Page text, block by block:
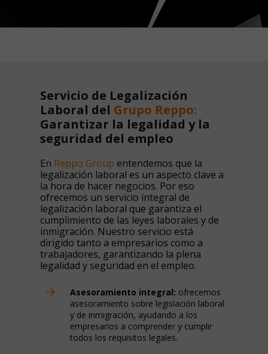
Servicio de Legalización
Laboral del Grupo Reppo:
Garantizar la legalidad y la
seguridad del empleo
En Reppo Group entendemos que la
legalización laboral es un aspecto clave a
la hora de hacer negocios. Por eso
ofrecemos un servicio integral de
legalización laboral que garantiza el
cumplimiento de las leyes laborales y de
inmigración. Nuestro servicio está
dirigido tanto a empresarios como a
trabajadores, garantizando la plena
legalidad y seguridad en el empleo.
Asesoramiento integral: ofrecemos
asesoramiento sobre legislación laboral
y de inmigración, ayudando a los
empresarios a comprender y cumplir
todos los requisitos legales.